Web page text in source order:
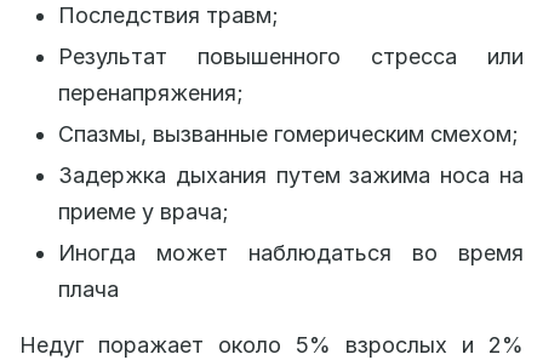
Последствия травм;
Результат повышенного стресса или
перенапряжения;
Спазмы, вызванные гомерическим смехом;
Задержка дыхания путем зажима носа на
приеме у врача;
Иногда может наблюдаться во время
плача
Недуг поражает около 5% взрослых и 2%